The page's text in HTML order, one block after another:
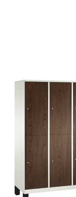
Zu
CP MOEBEL
Fächer
Evolo mit
mm breiten
Füßen